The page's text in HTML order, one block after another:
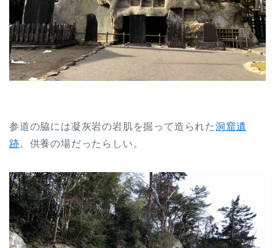
参道の脇には凝灰岩の岩肌を掘って造られた洞窟遺
跡。供養の場だったらしい。